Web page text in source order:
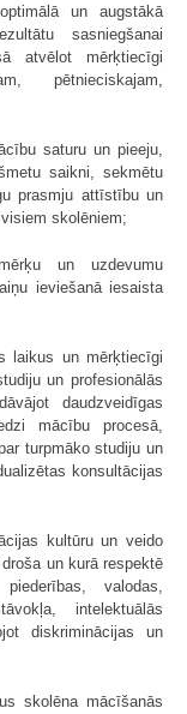
un augstākā
sasniegšanai
atvēlot mērķtiecīgi
pētnieciskajam,
saturu un pieeju,
saikni, sekmētu
prasmju attīstību un
skolēniem;
un uzdevumu
ieviešanā iesaista
laikus un mērķtiecīgi
un profesionālās
daudzveidīgas
mācību procesā,
turpmāko studiju un
konsultācijas
kultūru un veido
un kurā respektē
valodas,
intelektuālās
diskriminācijas un
skolēna mācīšanās